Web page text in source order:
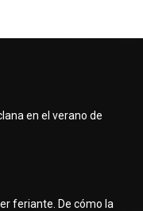
en el verano de
feriante. De cómo la